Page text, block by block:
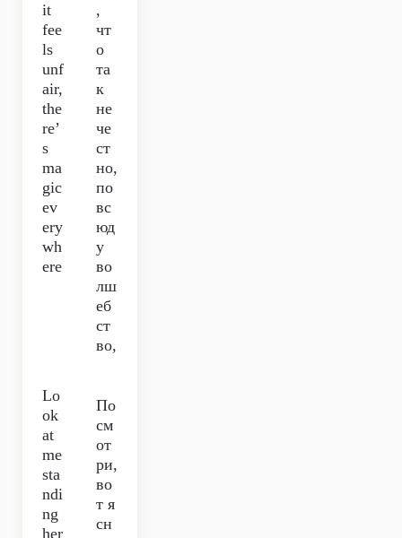
it
fee
ls
unf
air,
the
re’
s
ma
gic
ev
ery
wh
ere
,
чт
о
та
к
не
че
ст
но,
по
вс
юд
у
во
лш
еб
ст
во,
Lo
ok
at
me
sta
ndi
ng
her
По
см
от
ри,
во
т я
сн